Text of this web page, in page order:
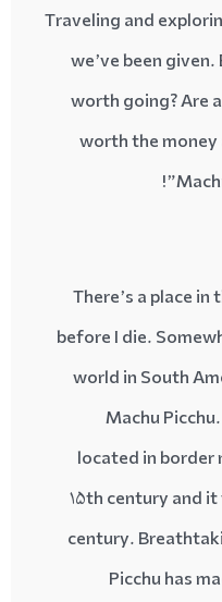
Traveling and
we’ve been
worth going? Are
worth the
There’s a place
before I die.
world in South
Machu
located in border
15th century and
century.
Picchu has